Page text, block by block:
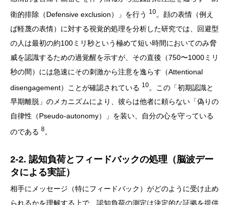
衛的排除（Defensive exclusion）」を行う
10。顔の表情（例え
ば軽蔑の表情）に対する視覚的処理を分析した研究では、回避型
の人は最初の約100ミリ秒という極めて短い時間においてのみ脅
威を認識するための過覚醒を示すが、その直後（750〜1000ミリ
秒の間）には急速にその刺激から注意を逸らす（Attentional
disengagement）ことが確認されている 10。この「初期認識と
早期離脱」のメカニズムにより、彼らは他者に頼らない「偽りの
自律性（Pseudo-autonomy）」を装い、自分の心を守っている
のである 8。
2-2. 認知負荷とフィードバックの処理（脳波デー
タによる実証）
相手にメッセージ（特にフィードバック）がどのように受け止め
られるかを理解する上で、認知負荷の測定は決定的な証拠を提供